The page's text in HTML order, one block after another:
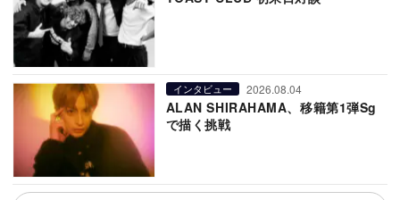
インタビュー 2026.08.04
ALAN SHIRAHAMA、移籍第1弾Sg
で描く挑戦